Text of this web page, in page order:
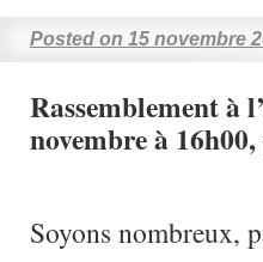
Posted on 15 novembre
Rassemblement à
novembre à
Soyons nombreux,